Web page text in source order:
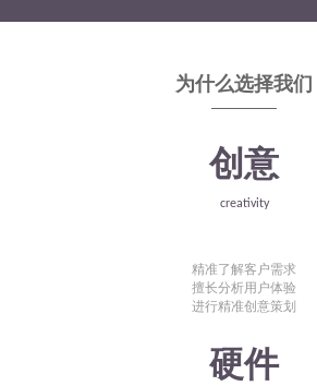
为什么选择我们
创意
creativity
精准了解客户需求
擅长分析用户体验
进行精准创意策划
硬件